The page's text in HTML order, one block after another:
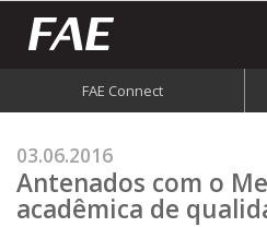
FAE Connect
03.06.2016
Antenados com o
acadêmica de